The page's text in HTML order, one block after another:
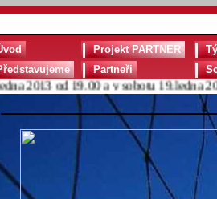
Projekt PARTNER
Partneři
od 19.00 a v sobotu 19.ledna